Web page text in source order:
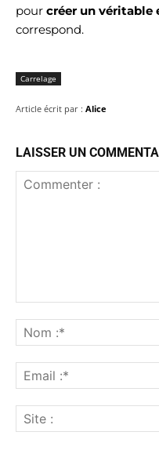
pour créer un véritable
correspond.
Carrelage
Article écrit par : Alice
LAISSER UN